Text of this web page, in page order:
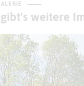
weitere